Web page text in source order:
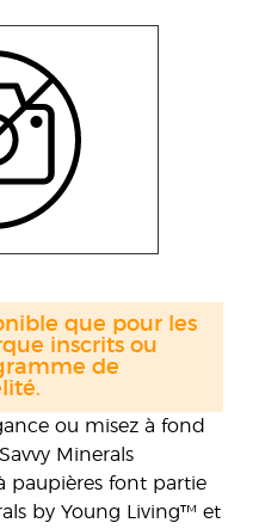
ou misez à fond
Minerals
paupières font partie
by Young Living™ et
que pour les
inscrits ou
de